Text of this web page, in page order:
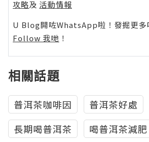
攻略及 活動情報
U Blog開咗WhatsApp啦！發掘更多
Follow 我哋 ！
相關話題
普洱茶咖啡因
普洱茶好處
長期喝普洱茶
喝普洱茶減肥